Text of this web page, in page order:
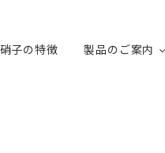
子の特徴 製品のご案内